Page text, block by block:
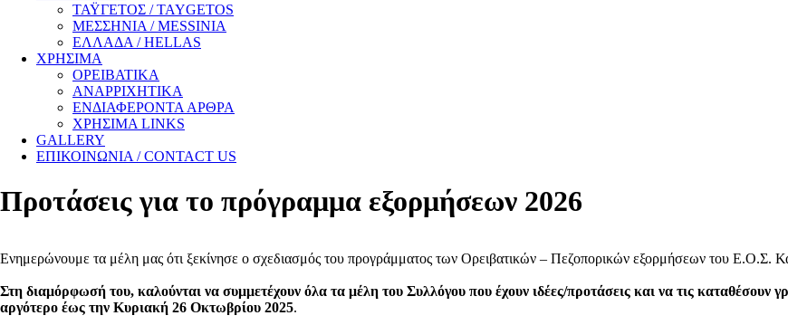
ΤΑΫΓΕΤΟΣ / TAYGETOS
ΜΕΣΣΗΝΙΑ / MESSINIA
ΕΛΛΑΔΑ / HELLAS
ΧΡΗΣΙΜΑ
ΟΡΕΙΒΑΤΙΚΑ
ΑΝΑΡΡΙΧΗΤΙΚΑ
ΕΝΔΙΑΦΕΡΟΝΤΑ ΑΡΘΡΑ
ΧΡΗΣΙΜΑ LINKS
GALLERY
ΕΠΙΚΟΙΝΩΝΙΑ / CONTACT US
Προτάσεις για το πρόγραμμα εξορμήσεων 2026
Ενημερώνουμε τα μέλη μας ότι ξεκίνησε ο σχεδιασμός του προγράμματος των Ορειβατικών – Πεζοπορικών εξορμήσεων του Ε.Ο.Σ.
Στη διαμόρφωσή του, καλούνται να συμμετέχουν όλα τα μέλη του Συλλόγου που έχουν ιδέες/προτάσεις και να τις καταθέσουν
αργότερο έως την Κυριακή 26 Οκτωβρίου 2025.